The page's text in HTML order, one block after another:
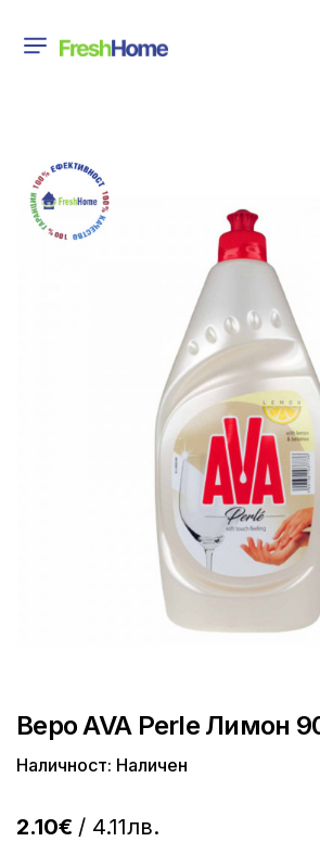
Веро AVA Perle Лимон
Наличност: Наличен
2.10€ / 4.11лв.